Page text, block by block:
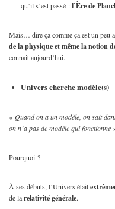
qu’il s’est passé :l’Ère de
Mais… dire ça comme ça est un peu
de la physique et même la notion
connait aujourd’hui.
Univers cherche modèle(s)
« Quand on a un modèle, on sait
on n’a pas de modèle qui fonctionne
Pourquoi ?
À ses débuts, l’Univers était
de larelativité générale.